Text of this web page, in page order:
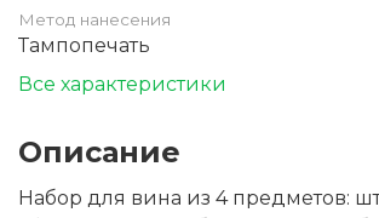
Метод нанесения
Тампопечать
Все характеристики
Описание
Набор для вина из 4 предметов: